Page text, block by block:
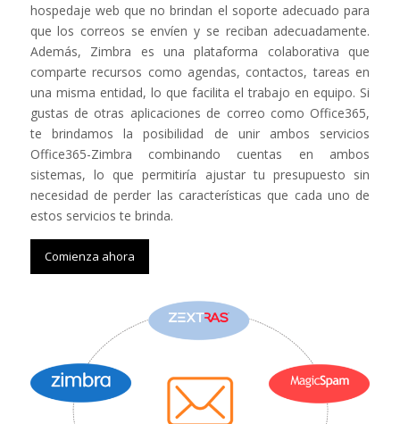
hospedaje web que no brindan el soporte adecuado para
que los correos se envíen y se reciban adecuadamente.
Además, Zimbra es una plataforma colaborativa que
comparte recursos como agendas, contactos, tareas en
una misma entidad, lo que facilita el trabajo en equipo. Si
gustas de otras aplicaciones de correo como Office365,
te brindamos la posibilidad de unir ambos servicios
Office365-Zimbra combinando cuentas en ambos
sistemas, lo que permitiría ajustar tu presupuesto sin
necesidad de perder las características que cada uno de
estos servicios te brinda.
Comienza ahora